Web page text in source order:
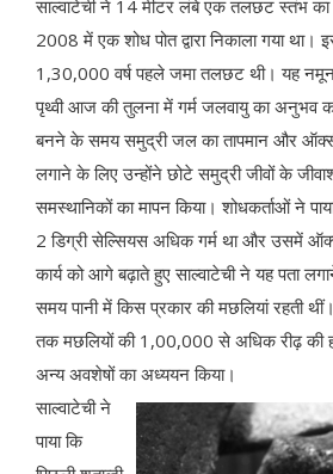
साल्वाटेची ने 14 मीटर लंबे एक तलछट स्तंभ
2008 में एक शोध पोत द्वारा निकाला गया
1,30,000 वर्ष पहले जमा तलछट थी। यह
पृथ्वी आज की तुलना में गर्म जलवायु का अनुभव
बनने के समय समुद्री जल का तापमान और
लगाने के लिए उन्होंने छोटे समुद्री जीवों के
समस्थानिकों का मापन किया। शोधकर्ताओं ने
2 डिग्री सेल्सियस अधिक गर्म था और उसमें
कार्य को आगे बढ़ाते हुए साल्वाटेची ने यह पता
समय पानी में किस प्रकार की मछलियां रहती
तक मछलियों की 1,00,000 से अधिक रीढ़ की
अन्य अवशेषों का अध्ययन किया।
साल्वाटेची ने
पाया कि